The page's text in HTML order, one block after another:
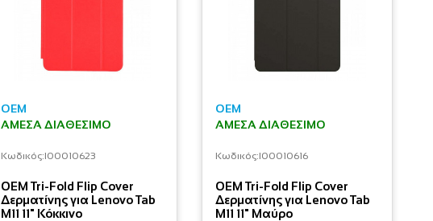
OEM
ΆΜΕΣΑ ΔΙΑΘΈΣΙΜΟ
Κωδικός:I00010623
OEM Tri-Fold Flip Cover
Δερματίνης για Lenovo Tab
M11 11" Κόκκινο
OEM
ΆΜΕΣΑ ΔΙΑΘΈΣΙΜΟ
Κωδικός:I00010616
OEM Tri-Fold Flip Cover
Δερματίνης για Lenovo Tab
M11 11" Μαύρο